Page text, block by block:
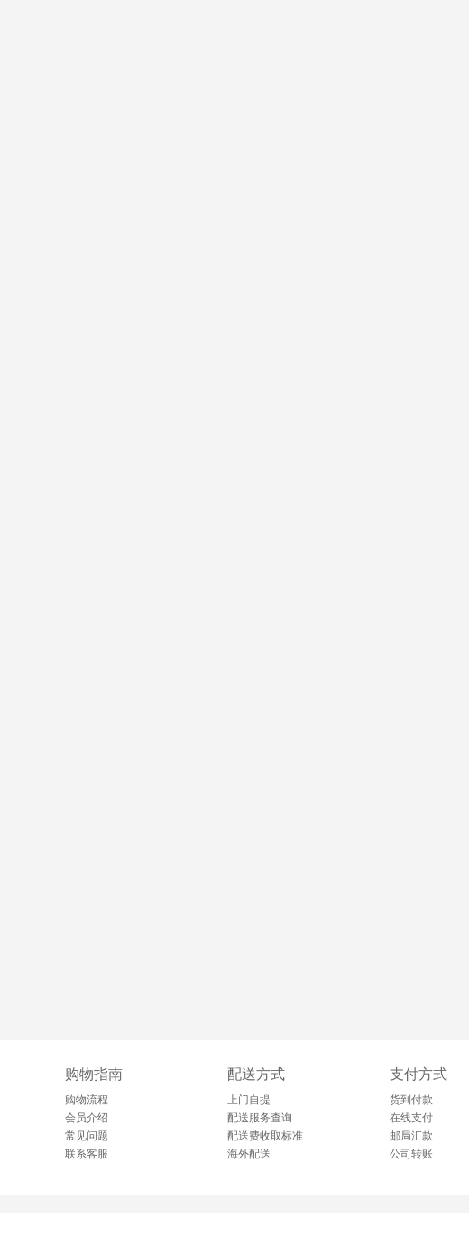
购物指南
购物流程
会员介绍
常见问题
联系客服
配送方式
上门自提
配送服务查询
配送费收取标准
海外配送
支付方式
货到付款
在线支付
邮局汇款
公司转账